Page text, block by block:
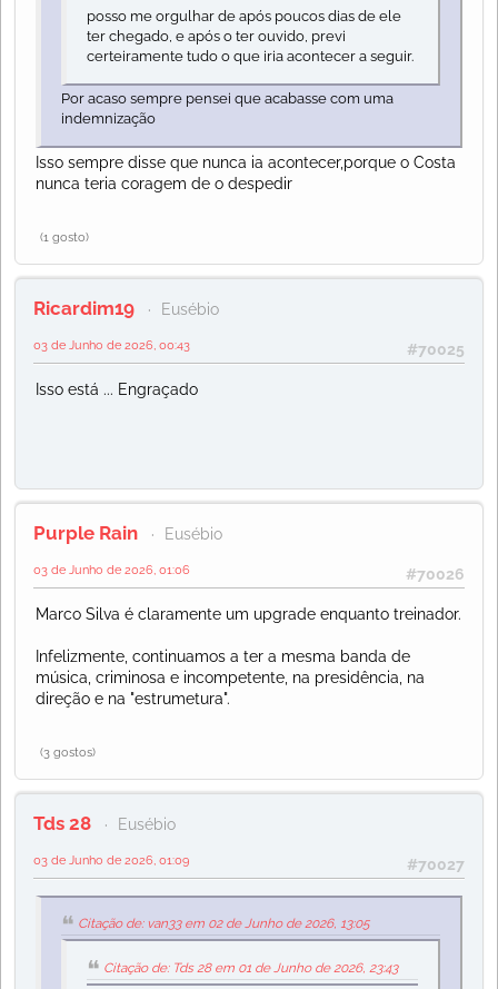
posso me orgulhar de após poucos dias de ele
ter chegado, e após o ter ouvido, previ
certeiramente tudo o que iria acontecer a seguir.
Por acaso sempre pensei que acabasse com uma
indemnização
Isso sempre disse que nunca ia acontecer,porque o Costa
nunca teria coragem de o despedir
(1 gosto)
Ricardim19 Eusébio
#70025
03 de Junho de 2026, 00:43
Isso está ... Engraçado
Purple Rain Eusébio
#70026
03 de Junho de 2026, 01:06
Marco Silva é claramente um upgrade enquanto treinador.
Infelizmente, continuamos a ter a mesma banda de
música, criminosa e incompetente, na presidência, na
direção e na "estrumetura".
(3 gostos)
Tds 28 Eusébio
#70027
03 de Junho de 2026, 01:09
Citação de: van33 em 02 de Junho de 2026, 13:05
Citação de: Tds 28 em 01 de Junho de 2026, 23:43